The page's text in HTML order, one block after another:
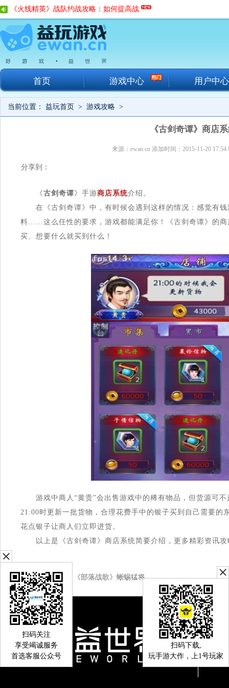
《火线精英》战队约战攻略：如何提高战
《热血游戏王》深度评测：传统卡牌大作
《全民枪战》冠军杯模式将上线
手游还能相亲？《逆天仙尊》奇展开
首页 游戏中心 用户中心
当前位置： 益玩首页 > 游戏攻略 >
《古剑奇谭》商店
来源：ewan.cn 添加时间：2015-11-20
分享到：
《古剑奇谭》手游商店系统介绍。
在《古剑奇谭》中，有时候会遇到这样的情况：感觉有钱
料……这么任性的要求，游戏都能满足你！《古剑奇谭》的
买、想要什么就买到什么！
游戏中商人“黄贵”会出售游戏中的稀有物品，但货源可不
21:00时更新一批货物，合理花费手中的银子买到自己需要的
花点银子让商人们立即进货。
以上是《古剑奇谭》商店系统简要介绍，更多精彩资讯攻
上一篇： 《部落战歌》​蜥蜴猛将​
扫码下载,
玩手游大作，上1号玩家
扫码关注
享受竭诚服务
首选客服公众号